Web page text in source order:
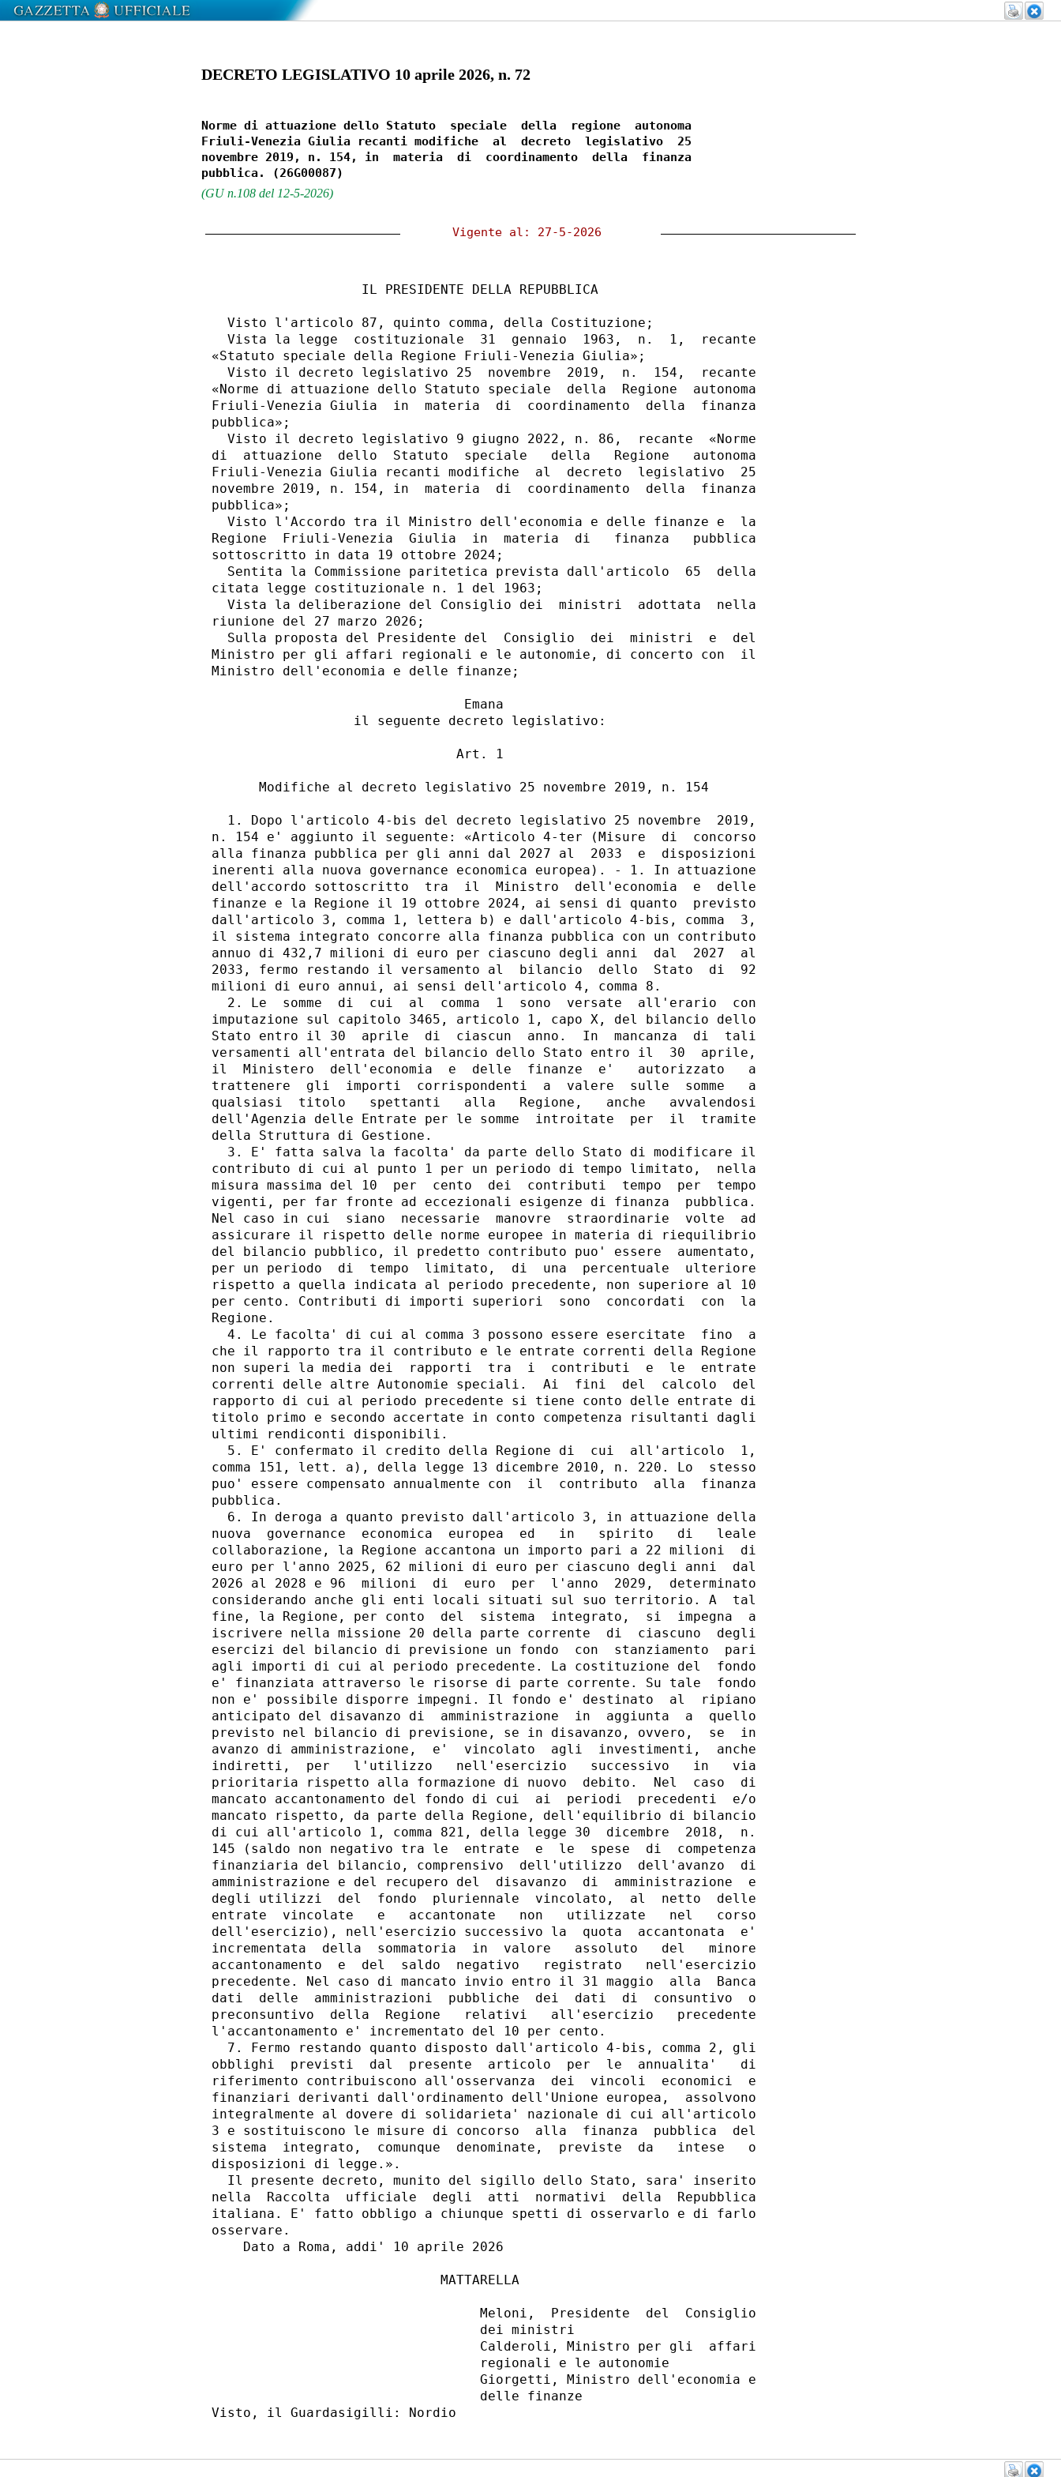
DECRETO LEGISLATIVO 10 aprile 2026, n. 72
Norme di attuazione dello Statuto  speciale  della  regione  autonoma
Friuli-Venezia Giulia recanti modifiche  al  decreto  legislativo  25
novembre 2019, n. 154, in  materia  di  coordinamento  della  finanza
(GU n.108 del 12-5-2026)
Vigente al: 27-5-2026
                   IL PRESIDENTE DELLA REPUBBLICA
  Visto l'articolo 87, quinto comma, della Costituzione;
  Vista la legge  costituzionale  31  gennaio  1963,  n.  1,  recante
«Statuto speciale della Regione Friuli-Venezia Giulia»;
  Visto il decreto legislativo 25  novembre  2019,  n.  154,  recante
«Norme di attuazione dello Statuto speciale  della  Regione  autonoma
Friuli-Venezia Giulia  in  materia  di  coordinamento  della  finanza
pubblica»;
  Visto il decreto legislativo 9 giugno 2022, n. 86,  recante  «Norme
di  attuazione  dello  Statuto  speciale   della   Regione   autonoma
Friuli-Venezia Giulia recanti modifiche  al  decreto  legislativo  25
novembre 2019, n. 154, in  materia  di  coordinamento  della  finanza
pubblica»;
  Visto l'Accordo tra il Ministro dell'economia e delle finanze e  la
Regione  Friuli-Venezia  Giulia  in  materia  di   finanza   pubblica
sottoscritto in data 19 ottobre 2024;
  Sentita la Commissione paritetica prevista dall'articolo  65  della
citata legge costituzionale n. 1 del 1963;
  Vista la deliberazione del Consiglio dei  ministri  adottata  nella
riunione del 27 marzo 2026;
  Sulla proposta del Presidente del  Consiglio  dei  ministri  e  del
Ministro per gli affari regionali e le autonomie, di concerto con  il
Ministro dell'economia e delle finanze;
                                Emana
                  il seguente decreto legislativo:
                               Art. 1
      Modifiche al decreto legislativo 25 novembre 2019, n. 154
  1. Dopo l'articolo 4-bis del decreto legislativo 25 novembre  2019,
n. 154 e' aggiunto il seguente: «Articolo 4-ter (Misure  di  concorso
alla finanza pubblica per gli anni dal 2027 al  2033  e  disposizioni
inerenti alla nuova governance economica europea). - 1. In attuazione
dell'accordo sottoscritto  tra  il  Ministro  dell'economia  e  delle
finanze e la Regione il 19 ottobre 2024, ai sensi di quanto  previsto
dall'articolo 3, comma 1, lettera b) e dall'articolo 4-bis, comma  3,
il sistema integrato concorre alla finanza pubblica con un contributo
annuo di 432,7 milioni di euro per ciascuno degli anni  dal  2027  al
2033, fermo restando il versamento al  bilancio  dello  Stato  di  92
milioni di euro annui, ai sensi dell'articolo 4, comma 8.
  2. Le  somme  di  cui  al  comma  1  sono  versate  all'erario  con
imputazione sul capitolo 3465, articolo 1, capo X, del bilancio dello
Stato entro il 30  aprile  di  ciascun  anno.  In  mancanza  di  tali
versamenti all'entrata del bilancio dello Stato entro il  30  aprile,
il  Ministero  dell'economia  e  delle  finanze  e'   autorizzato   a
trattenere  gli  importi  corrispondenti  a  valere  sulle  somme   a
qualsiasi  titolo   spettanti   alla   Regione,   anche   avvalendosi
dell'Agenzia delle Entrate per le somme  introitate  per  il  tramite
della Struttura di Gestione.
  3. E' fatta salva la facolta' da parte dello Stato di modificare il
contributo di cui al punto 1 per un periodo di tempo limitato,  nella
misura massima del 10  per  cento  dei  contributi  tempo  per  tempo
vigenti, per far fronte ad eccezionali esigenze di finanza  pubblica.
Nel caso in cui  siano  necessarie  manovre  straordinarie  volte  ad
assicurare il rispetto delle norme europee in materia di riequilibrio
del bilancio pubblico, il predetto contributo puo' essere  aumentato,
per un periodo  di  tempo  limitato,  di  una  percentuale  ulteriore
rispetto a quella indicata al periodo precedente, non superiore al 10
per cento. Contributi di importi superiori  sono  concordati  con  la
Regione.
  4. Le facolta' di cui al comma 3 possono essere esercitate  fino  a
che il rapporto tra il contributo e le entrate correnti della Regione
non superi la media dei  rapporti  tra  i  contributi  e  le  entrate
correnti delle altre Autonomie speciali.  Ai  fini  del  calcolo  del
rapporto di cui al periodo precedente si tiene conto delle entrate di
titolo primo e secondo accertate in conto competenza risultanti dagli
ultimi rendiconti disponibili.
  5. E' confermato il credito della Regione di  cui  all'articolo  1,
comma 151, lett. a), della legge 13 dicembre 2010, n. 220. Lo  stesso
puo' essere compensato annualmente con  il  contributo  alla  finanza
pubblica.
  6. In deroga a quanto previsto dall'articolo 3, in attuazione della
nuova  governance  economica  europea  ed   in   spirito   di   leale
collaborazione, la Regione accantona un importo pari a 22 milioni  di
euro per l'anno 2025, 62 milioni di euro per ciascuno degli anni  dal
2026 al 2028 e 96  milioni  di  euro  per  l'anno  2029,  determinato
considerando anche gli enti locali situati sul suo territorio. A  tal
fine, la Regione, per conto  del  sistema  integrato,  si  impegna  a
iscrivere nella missione 20 della parte corrente  di  ciascuno  degli
esercizi del bilancio di previsione un fondo  con  stanziamento  pari
agli importi di cui al periodo precedente. La costituzione del  fondo
e' finanziata attraverso le risorse di parte corrente. Su tale  fondo
non e' possibile disporre impegni. Il fondo e' destinato  al  ripiano
anticipato del disavanzo di  amministrazione  in  aggiunta  a  quello
previsto nel bilancio di previsione, se in disavanzo, ovvero,  se  in
avanzo di amministrazione,  e'  vincolato  agli  investimenti,  anche
indiretti,  per   l'utilizzo   nell'esercizio   successivo   in   via
prioritaria rispetto alla formazione di nuovo  debito.  Nel  caso  di
mancato accantonamento del fondo di cui  ai  periodi  precedenti  e/o
mancato rispetto, da parte della Regione, dell'equilibrio di bilancio
di cui all'articolo 1, comma 821, della legge 30  dicembre  2018,  n.
145 (saldo non negativo tra le  entrate  e  le  spese  di  competenza
finanziaria del bilancio, comprensivo  dell'utilizzo  dell'avanzo  di
amministrazione e del recupero del  disavanzo  di  amministrazione  e
degli utilizzi  del  fondo  pluriennale  vincolato,  al  netto  delle
entrate  vincolate   e   accantonate   non   utilizzate   nel   corso
dell'esercizio), nell'esercizio successivo la  quota  accantonata  e'
incrementata  della  sommatoria  in  valore   assoluto   del   minore
accantonamento  e  del  saldo  negativo   registrato   nell'esercizio
precedente. Nel caso di mancato invio entro il 31 maggio  alla  Banca
dati  delle  amministrazioni  pubbliche  dei  dati  di  consuntivo  o
preconsuntivo  della  Regione   relativi   all'esercizio   precedente
l'accantonamento e' incrementato del 10 per cento.
  7. Fermo restando quanto disposto dall'articolo 4-bis, comma 2, gli
obblighi  previsti  dal  presente  articolo  per  le  annualita'   di
riferimento contribuiscono all'osservanza  dei  vincoli  economici  e
finanziari derivanti dall'ordinamento dell'Unione europea,  assolvono
integralmente al dovere di solidarieta' nazionale di cui all'articolo
3 e sostituiscono le misure di concorso  alla  finanza  pubblica  del
sistema  integrato,  comunque  denominate,  previste  da   intese   o
disposizioni di legge.».
  Il presente decreto, munito del sigillo dello Stato, sara' inserito
nella  Raccolta  ufficiale  degli  atti  normativi  della  Repubblica
italiana. E' fatto obbligo a chiunque spetti di osservarlo e di farlo
osservare.
    Dato a Roma, addi' 10 aprile 2026
                             MATTARELLA
                                  Meloni,  Presidente  del  Consiglio
                                  dei ministri
                                  Calderoli, Ministro per gli  affari
                                  regionali e le autonomie
                                  Giorgetti, Ministro dell'economia e
                                  delle finanze